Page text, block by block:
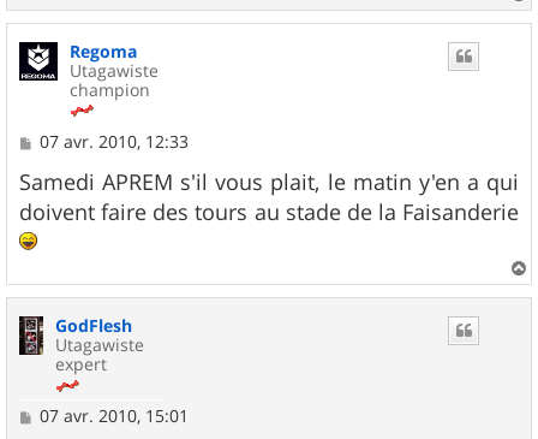
a
u
Regoma
Utagawiste
champion
M
s
s
a
g
e
07 avr. 2010, 12:33
Samedi APREM s'il vous plait, le matin y'en a qui
doivent faire des tours au stade de la Faisanderie
a
GodFlesh
Utagawiste
expert
M
07 avr. 2010, 15:01